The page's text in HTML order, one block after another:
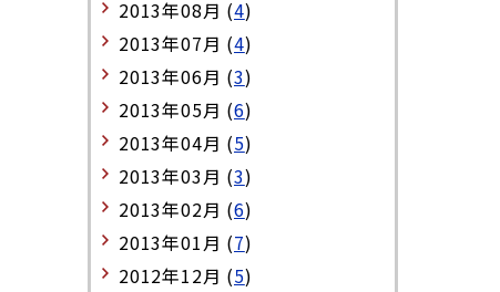
2013年08月 (4)
2013年07月 (4)
2013年06月 (3)
2013年05月 (6)
2013年04月 (5)
2013年03月 (3)
2013年02月 (6)
2013年01月 (7)
2012年12月 (5)